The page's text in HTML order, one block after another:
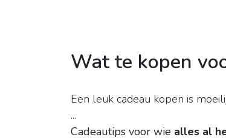
Wat te kopen
Een leuk cadeau kopen is
...
Cadeautips voor wie alles al